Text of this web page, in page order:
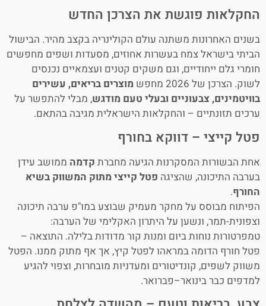
החקלאות פוגשת את הצרכן החדש
בשנים האחרונות משתנה עולם הקולינריה בקצב מהיר. הבישול
הביתי בישראל צמח בעשרות אחוזים, מסעדות ושפים מחפשים
חומרי גלם ייחודיים, וגם משקים קטנים ועצמאיים נכנסים
לשוק. הצרכן של 2026 מחפש
מוצרים בריאים, עשירים
בוויטמינים, צבעוניים ובעלי טעם מודגש, מבלי להתפשר על
ערכים תזונתיים – והחקלאות הישראלית מגיבה בהתאם.
פטל קייצי – דווקא בחורף
אחת הבשורות המסקרנות הגיעה מחברת קדמה ממושב עידן
בערבה התיכונה, שהציגה פטל קייצי מתוק המשווק בשיא
החורף.
הפיתוח מבוסס על מחקר מעמיק שבוצע במו"פ ערבה תיכונה
וצפונית-תמר, ונשען על היתרון האקלימי של הערבה:
טמפרטורות נוחות ביום ומנות קור מדודות בלילה. התוצאה –
פטל חורף הדומה במראהו לפטל קיץ, אך אף מתוק ממנו. הפטל
משווק לשפים, קונדיטורים ומעדניות מובחרות, וצפוי להגיע
למדפים כבר בינואר–פברואר.